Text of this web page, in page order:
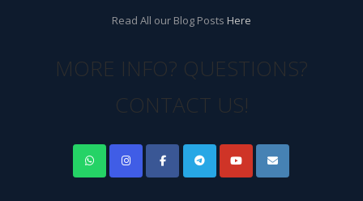
Read All our Blog Posts Here
MORE INFO? QUESTIONS?
CONTACT US!